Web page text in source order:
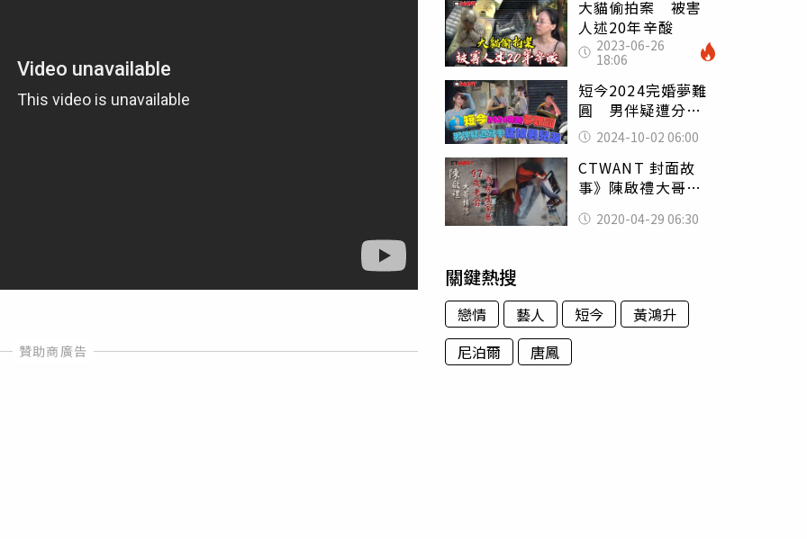
大貓偷拍案 被害
人述20年辛酸
2023-06-26
18:06
短今2024完婚夢難
圓 男伴疑遭分手
猛掉男兒淚
2024-10-02 06:00
CTWANT 封面故
事》陳啟禮大哥掉
千萬房產渉家暴鬧
2020-04-29 06:30
關鍵熱搜
戀情 藝人 短今
黃鴻升
尼泊爾
唐鳳